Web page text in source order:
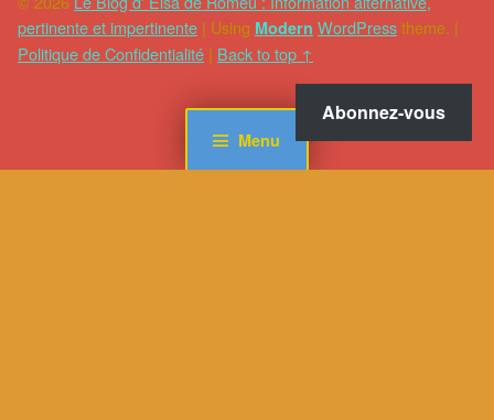
Menu
pertinente et impertinente | Using Modern WordPresstheme. |
Politique de Confidentialité | Back to top ↑
Abonnez-vous